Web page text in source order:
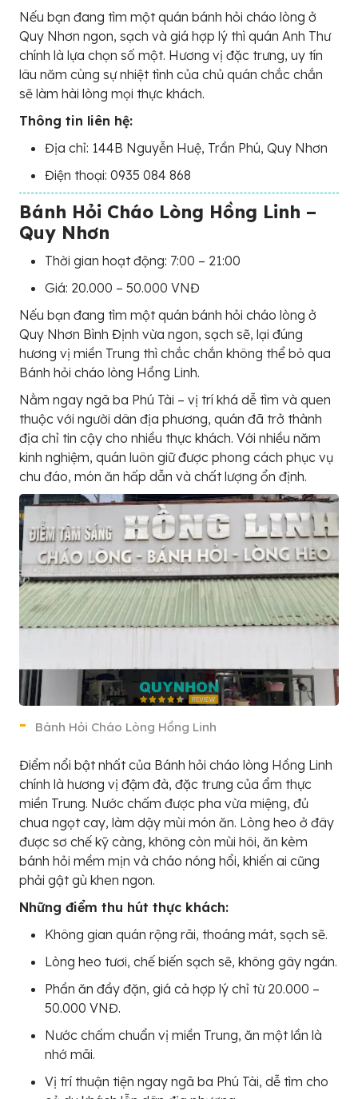
Nếu bạn đang tìm một quán bánh hỏi cháo lòng ở
Quy Nhơn ngon, sạch và giá hợp lý thì quán Anh Thư
chính là lựa chọn số một. Hương vị đặc trưng, uy tín
lâu năm cùng sự nhiệt tình của chủ quán chắc chắn
sẽ làm hài lòng mọi thực khách.
Thông tin liên hệ:
Địa chỉ: 144B Nguyễn Huệ, Trần Phú, Quy Nhơn
Điện thoại: 0935 084 868
Bánh Hỏi Cháo Lòng Hồng Linh –
Quy Nhơn
Thời gian hoạt động: 7:00 – 21:00
Giá: 20.000 – 50.000 VNĐ
Nếu bạn đang tìm một quán bánh hỏi cháo lòng ở
Quy Nhơn Bình Định vừa ngon, sạch sẽ, lại đúng
hương vị miền Trung thì chắc chắn không thể bỏ qua
Bánh hỏi cháo lòng Hồng Linh.
Nằm ngay ngã ba Phú Tài – vị trí khá dễ tìm và quen
thuộc với người dân địa phương, quán đã trở thành
địa chỉ tin cậy cho nhiều thực khách. Với nhiều năm
kinh nghiệm, quán luôn giữ được phong cách phục vụ
chu đáo, món ăn hấp dẫn và chất lượng ổn định.
Bánh Hỏi Cháo Lòng Hồng Linh
Điểm nổi bật nhất của Bánh hỏi cháo lòng Hồng Linh
chính là hương vị đậm đà, đặc trưng của ẩm thực
miền Trung. Nước chấm được pha vừa miệng, đủ
chua ngọt cay, làm dậy mùi món ăn. Lòng heo ở đây
được sơ chế kỹ càng, không còn mùi hôi, ăn kèm
bánh hỏi mềm mịn và cháo nóng hổi, khiến ai cũng
phải gật gù khen ngon.
Những điểm thu hút thực khách:
Không gian quán rộng rãi, thoáng mát, sạch sẽ.
Lòng heo tươi, chế biến sạch sẽ, không gây ngán.
Phần ăn đầy đặn, giá cả hợp lý chỉ từ 20.000 –
50.000 VNĐ.
Nước chấm chuẩn vị miền Trung, ăn một lần là
nhớ mãi.
Vị trí thuận tiện ngay ngã ba Phú Tài, dễ tìm cho